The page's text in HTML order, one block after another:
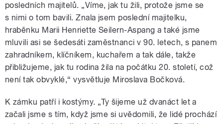
posledních majitelů. „Víme, jak tu žili, protože jsme se
s nimi o tom bavili. Znala jsem poslední majitelku,
hraběnku Marii Henriette Seilern-Aspang a také jsme
mluvili asi se šedesáti zaměstnanci v 90. letech, s panem
zahradníkem, klíčníkem, kuchařem a tak dále, takže
přibližujeme, jak tu rodina žila na počátku 20. století, což
není tak obvyklé,“ vysvětluje Miroslava Bočková.
K zámku patří i kostýmy. „Ty šijeme už dvanáct let a
začali jsme s tím, když jsme si uvědomili, že lidé prochází